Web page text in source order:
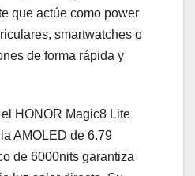
que actúe como power
smartwatches o
de forma rápida y
HONOR Magic8 Lite
AMOLED de 6.79
de 6000nits garantiza